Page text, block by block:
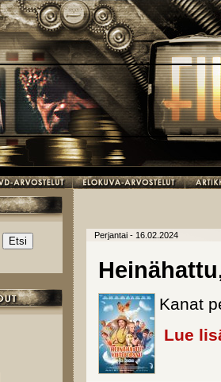
Perjantai - 16.02.2024
Kanat
Lue